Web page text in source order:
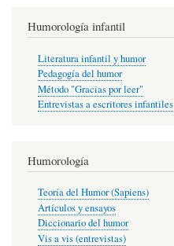
Humorología infantil
Literatura infantil y humor
Pedagogía del humor
Método "Gracias por leer"
Entrevistas a escritores infantiles
Humorología
Teoría del Humor (Sapiens)
Artículos y ensayos
Diccionario del humor
Vis a vis (entrevistas)